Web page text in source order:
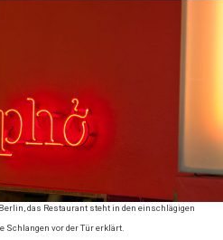
das Restaurant steht in den einschlägigen
Schlangen vor der Tür erklärt.